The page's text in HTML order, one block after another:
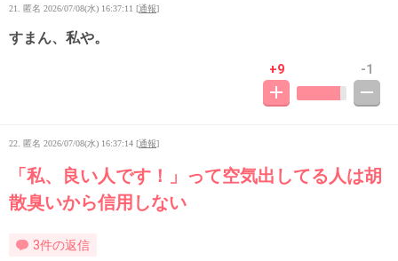
21. 匿名 2026/07/08(水) 16:37:11 [通報]
すまん、私や。
+9 -1
22. 匿名 2026/07/08(水) 16:37:14 [通報]
「私、良い人です！」って空気出してる人は胡
散臭いから信用しない
3件の返信